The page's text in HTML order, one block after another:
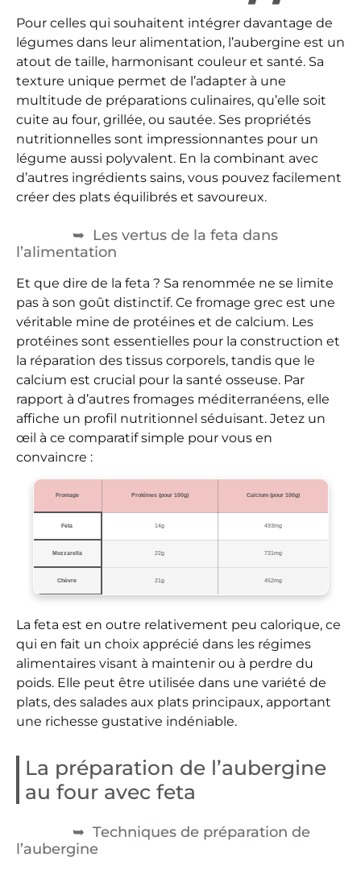
Pour celles qui souhaitent intégrer davantage de
légumes dans leur alimentation, l’aubergine est un
atout de taille, harmonisant couleur et santé. Sa
texture unique permet de l’adapter à une
multitude de préparations culinaires, qu’elle soit
cuite au four, grillée, ou sautée. Ses propriétés
nutritionnelles sont impressionnantes pour un
légume aussi polyvalent. En la combinant avec
d’autres ingrédients sains, vous pouvez facilement
créer des plats équilibrés et savoureux.
Les vertus de la feta dans
l’alimentation
Et que dire de la feta ? Sa renommée ne se limite
pas à son goût distinctif. Ce fromage grec est une
véritable mine de protéines et de calcium. Les
protéines sont essentielles pour la construction et
la réparation des tissus corporels, tandis que le
calcium est crucial pour la santé osseuse. Par
rapport à d’autres fromages méditerranéens, elle
affiche un profil nutritionnel séduisant. Jetez un
œil à ce comparatif simple pour vous en
convaincre :
Fromage Protéines (pour 100g) Calcium (pour 100g)
Feta 14g 493mg
Mozzarella 22g 731mg
Chèvre 21g 452mg
La feta est en outre relativement peu calorique, ce
qui en fait un choix apprécié dans les régimes
alimentaires visant à maintenir ou à perdre du
poids. Elle peut être utilisée dans une variété de
plats, des salades aux plats principaux, apportant
une richesse gustative indéniable.
La préparation de l’aubergine
au four avec feta
Techniques de préparation de
l’aubergine